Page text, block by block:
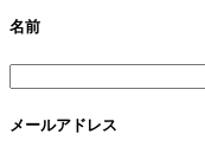
名前
メールアドレス